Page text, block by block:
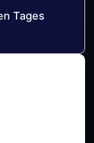
Tages